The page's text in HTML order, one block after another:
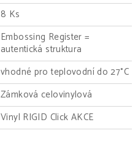
8 Ks
Embossing Register =
autentická struktura
vhodné pro teplovodní do 27°C
Zámková celovinylová
Vinyl RIGID Click AKCE